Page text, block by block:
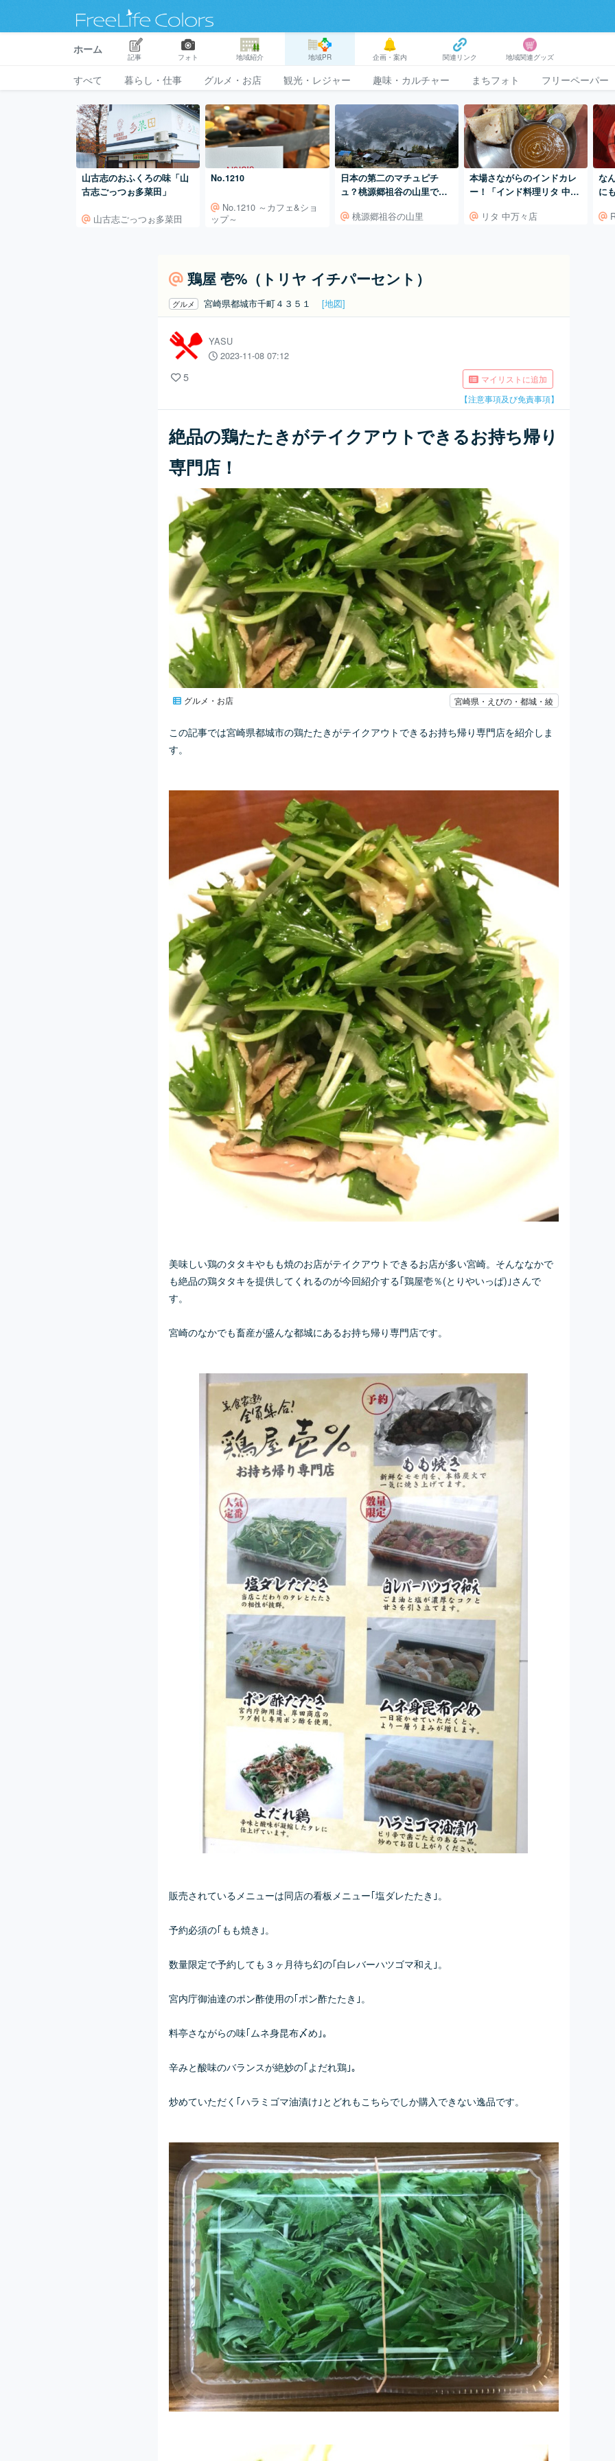
ホーム
記事 フォト 地域紹介 地域PR 企画・案内 関連リンク 地域関連グッズ
すべて 暮らし・仕事 グルメ・お店 観光・レジャー 趣味・カルチャー まちフォト フリーペーパー
山古志のおふくろの味「山
古志ごっつぉ多菜田」
山古志ごっつぉ多菜田
No.1210
No.1210 ～カフェ&ショ
ップ～
日本の第二のマチュピチ
ュ？桃源郷祖谷の山里で古
桃源郷祖谷の山里
本場さながらのインドカレ
ー！「インド料理リタ 中
リタ 中万々店
な
に
鶏屋 壱%（トリヤ イチパーセント）
グルメ 宮崎県都城市千町４３５１ [地図]
YASU
2023-11-08 07:12
5
マイリストに追加
【注意事項及び免責事項】
絶品の鶏たたきがテイクアウトできるお持ち帰り
専門店！
グルメ・お店 宮崎県・えびの・都城・綾
この記事では宮崎県都城市の鶏たたきがテイクアウトできるお持ち帰り専門店を紹介しま
す。
美味しい鶏のタタキやもも焼のお店がテイクアウトできるお店が多い宮崎。そんななかで
も絶品の鶏タタキを提供してくれるのが今回紹介する｢鶏屋壱％(とりやいっぱ)｣さんで
す。
宮崎のなかでも畜産が盛んな都城にあるお持ち帰り専門店です。
販売されているメニューは同店の看板メニュー｢塩ダレたたき｣。
予約必須の｢もも焼き｣。
数量限定で予約しても３ヶ月待ち幻の｢白レバーハツゴマ和え｣。
宮内庁御油達のポン酢使用の｢ポン酢たたき｣。
料亭さながらの味｢ムネ身昆布〆め｣。
辛みと酸味のバランスが絶妙の｢よだれ鶏｣。
炒めていただく｢ハラミゴマ油漬け｣とどれもこちらでしか購入できない逸品です。